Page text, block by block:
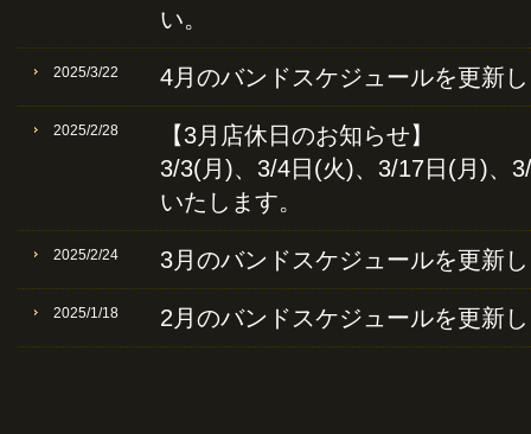
い。
2025/3/22 4月のバンドスケジュールを更新
2025/2/28
【3月店休日のお知らせ】
3/3(月)、3/4日(火)、3/17日(月)、
いたします。
2025/2/24 3月のバンドスケジュールを更新
2025/1/18 2月のバンドスケジュールを更新